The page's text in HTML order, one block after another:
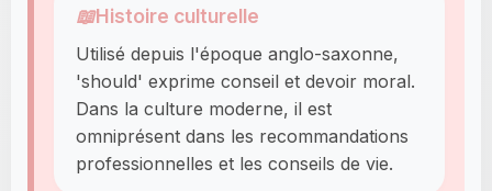
📖Histoire culturelle
Utilisé depuis l'époque anglo-saxonne,
'should' exprime conseil et devoir moral.
Dans la culture moderne, il est
omniprésent dans les recommandations
professionnelles et les conseils de vie.